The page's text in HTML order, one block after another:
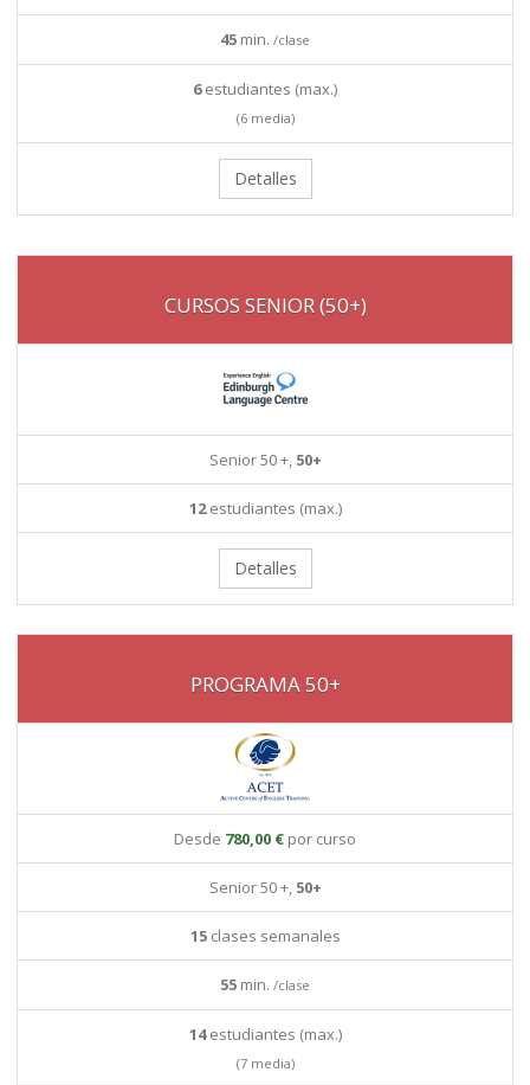
45 min. /clase
6estudiantes (max.)
(6 media)
Detalles
CURSOS SENIOR (50+)
Senior 50 +, 50+
12estudiantes (max.)
Detalles
PROGRAMA 50+
Desde 780,00 € por curso
Senior 50 +, 50+
15clases semanales
55 min. /clase
14estudiantes (max.)
(7 media)